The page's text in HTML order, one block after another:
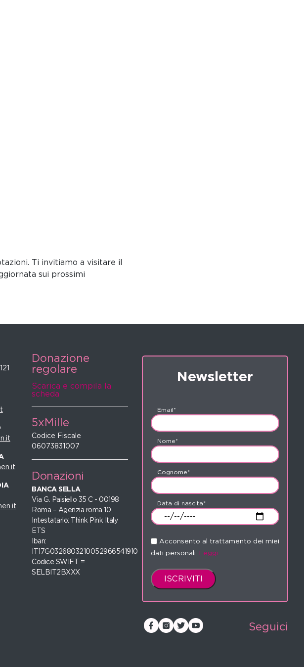
Ti invitiamo a visitare il
sui prossimi
Donazione
regolare
Scarica e compila la
scheda
5xMille
Codice Fiscale
06073831007
Donazioni
BANCA SELLA
Via G. Paisiello 35 C - 00198
Roma – Agenzia roma 10
Intestatario: Think Pink Italy
ETS
Iban:
IT17G0326803210052966541910
Codice SWIFT =
SELBIT2BXXX
Newsletter
Email*
Nome*
Cognome*
Data di nascita*
Acconsento al trattamento dei miei
dati personali. Leggi
Seguici